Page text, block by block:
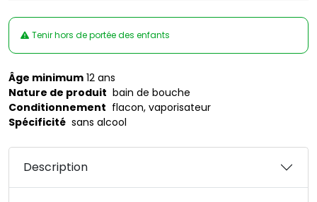
Tenir hors de portée des enfants
Âge minimum 12 ans
Nature de produit bain de bouche
Conditionnement flacon, vaporisateur
Spécificité sans alcool
Description